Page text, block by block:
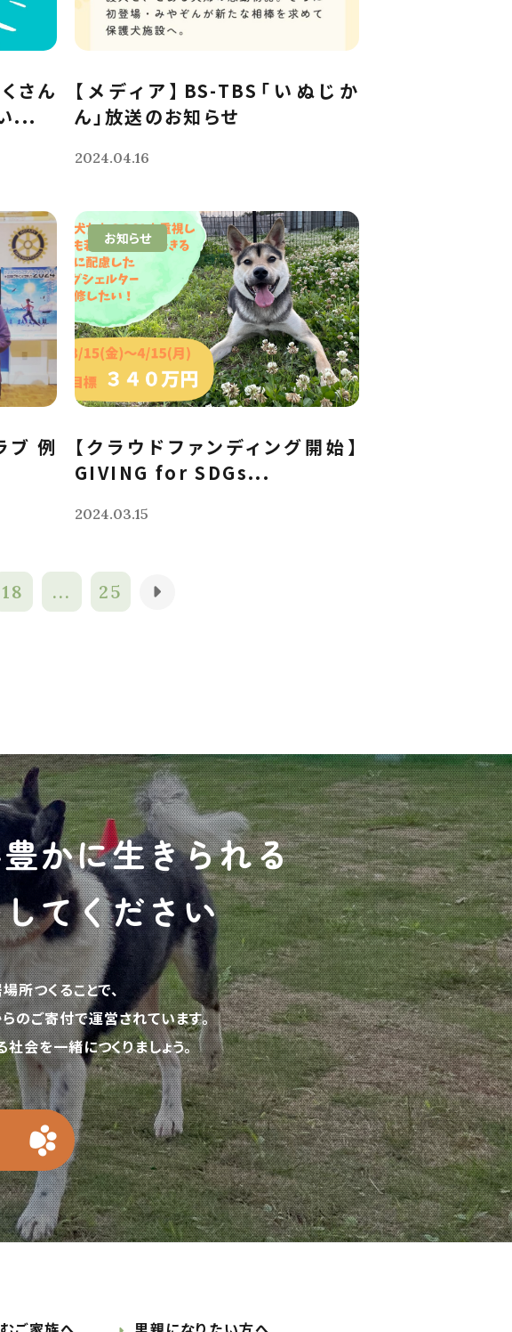
さん
...
【メディア】BS-TBS「いぬじか
ん」放送のお知らせ
2024.04.16
ブ 例
お知らせ
【クラウドファンディング開始】
GIVING for SDGs...
2024.03.15
18 ... 25
かに生きられる
てください
所つくることで、
ご寄付で運営されています。
会を一緒につくりましょう。